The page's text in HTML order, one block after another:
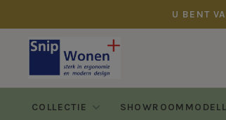
U BENT
COLLECTIE